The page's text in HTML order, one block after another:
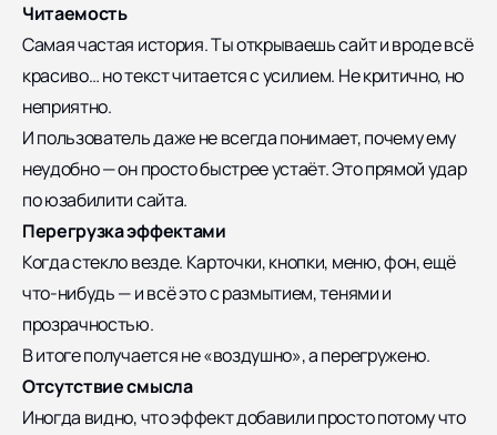
Читаемость
Самая частая история. Ты открываешь сайт и вроде всё
красиво… но текст читается с усилием. Не критично, но
неприятно.
И пользователь даже не всегда понимает, почему ему
неудобно — он просто быстрее устаёт. Это прямой удар
по юзабилити сайта.
Перегрузка эффектами
Когда стекло везде. Карточки, кнопки, меню, фон, ещё
что-нибудь — и всё это с размытием, тенями и
прозрачностью.
В итоге получается не «воздушно», а перегружено.
Отсутствие смысла
Иногда видно, что эффект добавили просто потому что